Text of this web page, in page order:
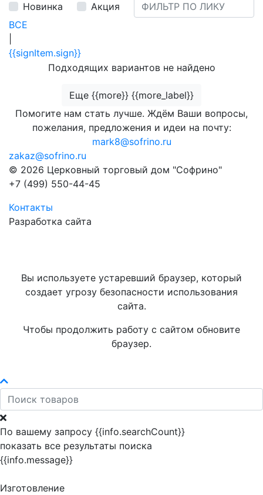
Новинка
Акция
ВСЕ
{{signItem.sign}}
Подходящих вариантов не найдено
Еще {{more}} {{more_label}}
Помогите нам стать лучше. Ждём Ваши вопросы,
пожелания, предложения и идеи на почту:
mark8@sofrino.ru
zakaz@sofrino.ru
© 2026 Церковный торговый дом "Софрино"
+7 (499) 550-44-45
Контакты
Разработка сайта
Вы используете устаревший браузер, который
создает угрозу безопасности использования
сайта.
Чтобы продолжить работу с сайтом обновите
браузер.
По вашему запросу {{info.searchCount}}
показать все результаты поиска
{{info.message}}
Изготовление